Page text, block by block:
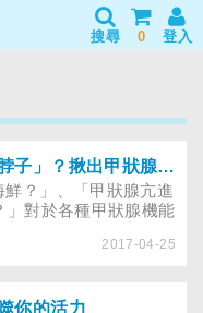
搜尋 0 登入
吃海帶可治「大脖子」？揪出甲狀腺亢進6大誤解
鮮？」、「甲狀腺亢進
」對於各種甲狀腺機能
對症治療，不妨先看專
2017-04-25
你的活力